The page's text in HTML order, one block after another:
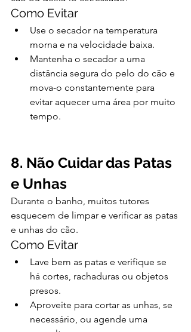
Como Evitar
Use o secador na temperatura
morna e na velocidade baixa.
Mantenha o secador a uma
distância segura do pelo do cão e
mova-o constantemente para
evitar aquecer uma área por muito
tempo.
8. Não Cuidar das Patas
e Unhas
Durante o banho, muitos tutores
esquecem de limpar e verificar as patas
e unhas do cão.
Como Evitar
Lave bem as patas e verifique se
há cortes, rachaduras ou objetos
presos.
Aproveite para cortar as unhas, se
necessário, ou agende uma